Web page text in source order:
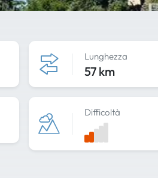
Lunghezza
57 km
Difficoltà